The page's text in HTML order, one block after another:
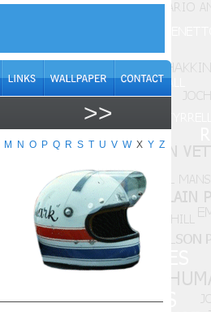
>>
M N O P Q R S T U V W X Y Z